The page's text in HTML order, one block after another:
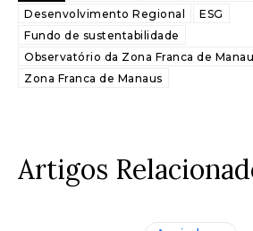
Desenvolvimento Regional
ESG
Fundo de sustentabilidade
Observatório da Zona Franca de
Zona Franca de Manaus
Artigos